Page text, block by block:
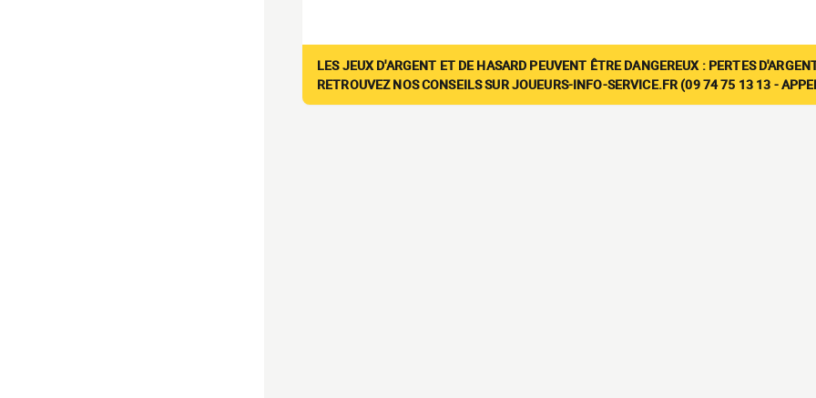
LES JEUX D'ARGENT ET DE HASARD PEUVENT ÊTRE DANGEREUX : PERTES
RETROUVEZ NOS CONSEILS SUR JOUEURS-INFO-SERVICE.FR (09 74 75 13 13 -